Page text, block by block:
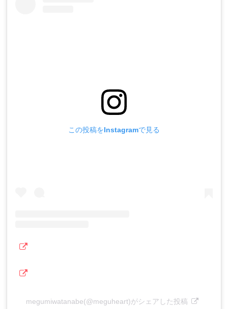
この投稿をInstagramで見る
megumiwatanabe(@meguheart)がシェアした投稿